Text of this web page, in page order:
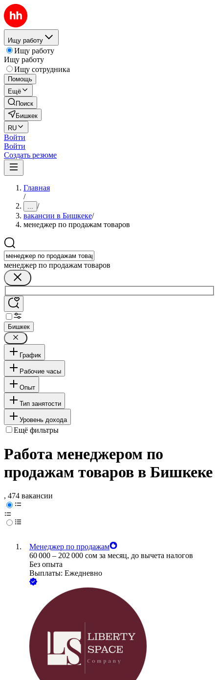
Ищу работу
Ищу работу
Ищу работу
Ищу сотрудника
Помощь
Ещё
Поиск
Бишкек
RU
Войти
Войти
Создать резюме
Главная
/
... /
вакансии в Бишкеке/
менеджер по продажам товаров
менеджер по продажам товаров
Бишкек
График
Рабочие часы
Опыт
Тип занятости
Уровень дохода
Ещё фильтры
Работа менеджером по
продажам товаров в Бишкеке
, 474 вакансии
Менеджер по продажам
60 000 – 202 000 сом за месяц, до вычета налогов
Без опыта
Выплаты: Ежедневно